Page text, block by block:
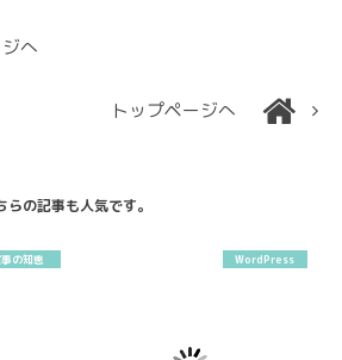
へ
トップページへ
らの記事も人気です。
の知恵 WordPress